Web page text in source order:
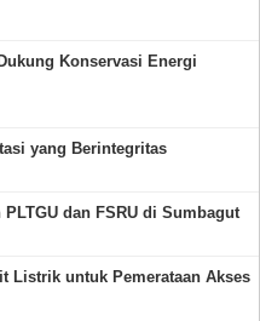
Konservasi Energi
yang Berintegritas
dan FSRU di Sumbagut
Listrik untuk Pemerataan Akses